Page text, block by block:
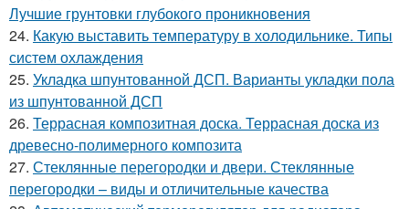
Лучшие грунтовки глубокого проникновения
24. Какую выставить температуру в холодильнике. Типы
систем охлаждения
25. Укладка шпунтованной ДСП. Варианты укладки пола
из шпунтованной ДСП
26. Террасная композитная доска. Террасная доска из
древесно-полимерного композита
27. Стеклянные перегородки и двери. Стеклянные
перегородки – виды и отличительные качества